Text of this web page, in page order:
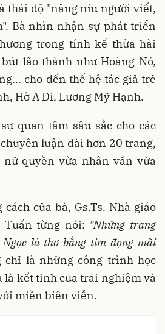
thái độ "nâng niu người viết,
Bà nhìn nhận sự phát triển
trong tính kế thừa hài
lão thành như Hoàng Nó,
cho đến thế hệ tác giả trẻ
Hờ A Di, Lương Mỹ Hạnh.
quan tâm sâu sắc cho các
luận dài hơn 20 trang,
quyền vừa nhân văn vừa
của bà, Gs.Ts. Nhà giáo
Tuấn từng nói: "Những trang
là thơ bằng tim đọng mãi
chỉ là những công trình học
là kết tinh của trải nghiệm và
miền biên viễn.